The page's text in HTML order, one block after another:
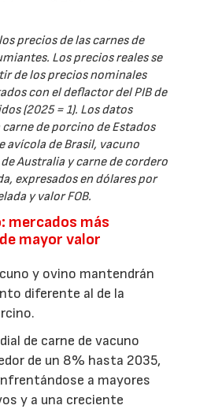
precios de las carnes de
Los precios reales se
de los precios nominales
con el deflactor del PIB de
(2025 = 1). Los datos
de porcino de Estados
avícola de Brasil, vacuno
Australia y carne de cordero
expresados en dólares por
y valor FOB.
mercados más
mayor valor
y ovino mantendrán
diferente al de la
de carne de vacuno
de un 8% hasta 2035,
a mayores
y a una creciente